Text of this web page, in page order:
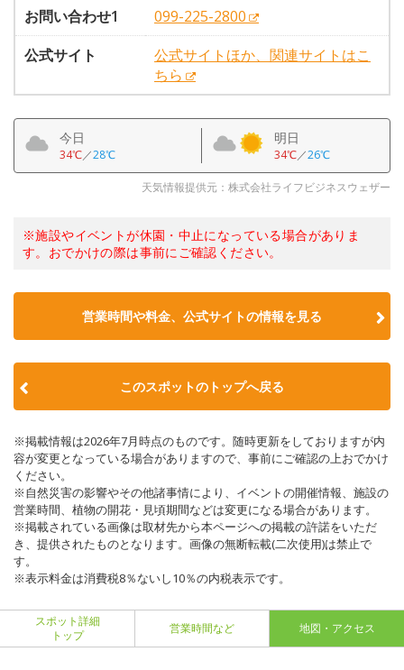
お問い合わせ1
099-225-2800
公式サイト
公式サイトほか、関連サイトはこ
ちら
今日
34℃／28℃
明日
34℃／26℃
天気情報提供元：株式会社ライフビジネスウェザー
※施設やイベントが休園・中止になっている場合がありま
す。おでかけの際は事前にご確認ください。
営業時間や料金、公式サイトの情報を見る
このスポットのトップへ戻る
※掲載情報は2026年7月時点のものです。随時更新をしておりますが内
容が変更となっている場合がありますので、事前にご確認の上おでかけ
ください。
※自然災害の影響やその他諸事情により、イベントの開催情報、施設の
営業時間、植物の開花・見頃期間などは変更になる場合があります。
※掲載されている画像は取材先から本ページへの掲載の許諾をいただ
き、提供されたものとなります。画像の無断転載(二次使用)は禁止で
す。
※表示料金は消費税8％ないし10％の内税表示です。
スポット詳細
トップ
営業時間など 地図・アクセス